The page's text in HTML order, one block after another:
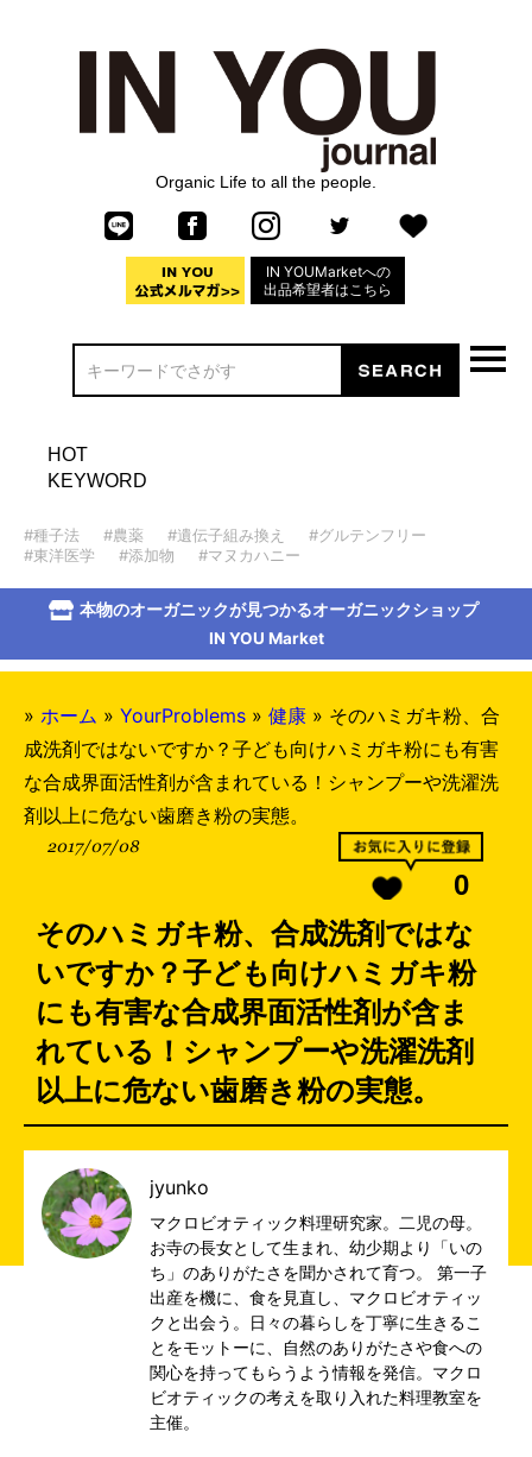
Organic Life to all the people.
IN YOUMarketへの
出品希望者はこちら
HOT
KEYWORD
#種子法 #農薬 #遺伝子組み換え
#グルテンフリー
#東洋医学
#添加物 #マヌカハニー
本物のオーガニックが見つかるオーガニックショップ
IN YOU Market
» ホーム » YourProblems » 健康 » そのハミガキ粉、合
成洗剤ではないですか？子ども向けハミガキ粉にも有害
な合成界面活性剤が含まれている！シャンプーや洗濯洗
剤以上に危ない歯磨き粉の実態。
2017/07/08
0
そのハミガキ粉、合成洗剤ではな
いですか？子ども向けハミガキ粉
にも有害な合成界面活性剤が含ま
れている！シャンプーや洗濯洗剤
以上に危ない歯磨き粉の実態。
jyunko
マクロビオティック料理研究家。二児の母。
お寺の長女として生まれ、幼少期より「いの
ち」のありがたさを聞かされて育つ。 第一子
出産を機に、食を見直し、マクロビオティッ
クと出会う。日々の暮らしを丁寧に生きるこ
とをモットーに、自然のありがたさや食への
関心を持ってもらうよう情報を発信。マクロ
ビオティックの考えを取り入れた料理教室を
主催。